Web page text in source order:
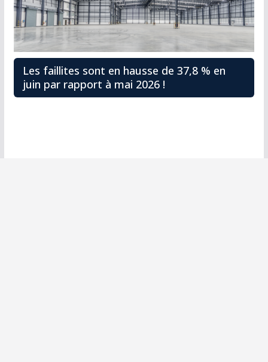
Les faillites sont en hausse de 37,8 % en
juin par rapport à mai 2026 !